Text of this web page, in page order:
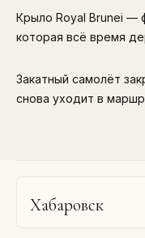
Крыло Royal Brunei —
которая всё время
Закатный самолёт
снова уходит в
Хабаровск